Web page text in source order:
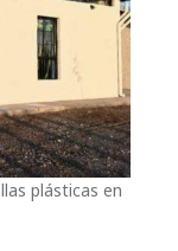
plásticas en